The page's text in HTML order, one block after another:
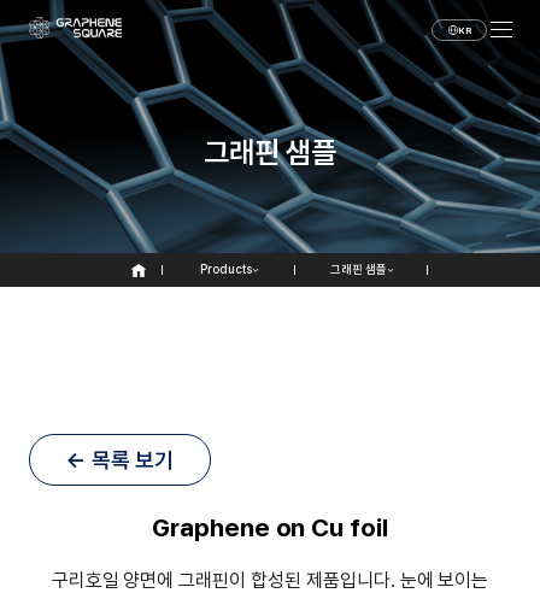
KR
그래핀 샘플
Products 그래핀 샘플
← 목록 보기
Graphene on Cu foil
구리호일 양면에 그래핀이 합성된 제품입니다. 눈에 보이는